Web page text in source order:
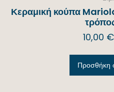
Κεραμική κούπα
10,00 €
Προσθήκη